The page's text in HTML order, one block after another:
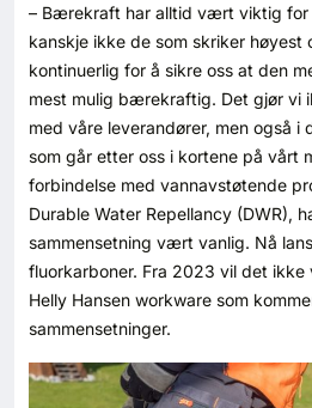
– Bærekraft har alltid vært viktig for
kanskje ikke de som skriker høyest
kontinuerlig for å sikre oss at den
mest mulig bærekraftig. Det gjør vi
med våre leverandører, men også i
som går etter oss i kortene på vårt
forbindelse med vannavstøtende
Durable Water Repellancy (DWR),
sammensetning vært vanlig. Nå
fluorkarboner. Fra 2023 vil det
Helly Hansen workware som
sammensetninger.